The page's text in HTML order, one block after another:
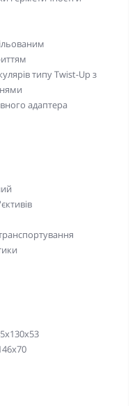
типу Twist-Up з
адаптера